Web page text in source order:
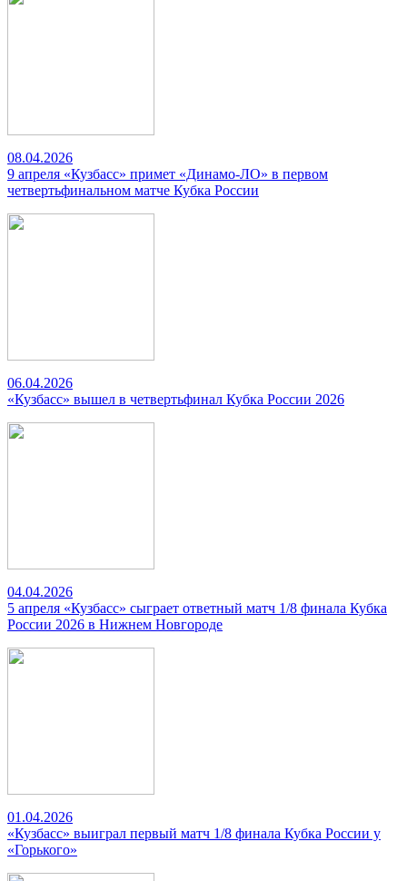
08.04.2026
9 апреля «Кузбасс» примет «Динамо-ЛО» в первом
четвертьфинальном матче Кубка России
06.04.2026
«Кузбасс» вышел в четвертьфинал Кубка России 2026
04.04.2026
5 апреля «Кузбасс» сыграет ответный матч 1/8 финала Кубка
России 2026 в Нижнем Новгороде
01.04.2026
«Кузбасс» выиграл первый матч 1/8 финала Кубка России у
«Горького»